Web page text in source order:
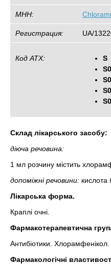
МНН:
Регистрация: UA/
Код АТХ: S
Склад лікарського засобу:
діюча речовина:
1 мл розчину містить
допоміжні речовини:
Лікарська форма.
Краплі очні.
Фармакотерапевтична
Антибіотики. Хлорамфенікол.
Фармакологічні